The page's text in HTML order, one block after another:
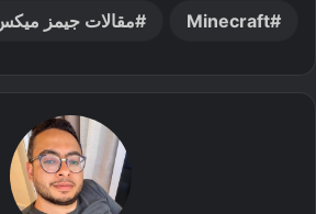
Minecraft مقالات جيمز